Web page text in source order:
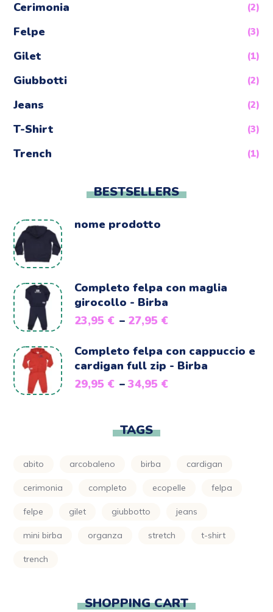
Cerimonia (2)
Felpe (3)
Gilet (1)
Giubbotti (2)
Jeans (2)
T-Shirt (3)
Trench (1)
BESTSELLERS
nome prodotto
Completo felpa con maglia
girocollo - Birba
23,95 € – 27,95 €
Completo felpa con cappuccio e
cardigan full zip - Birba
29,95 € –34,95 €
TAGS
abito arcobaleno birba cardigan
cerimonia completo ecopelle felpa
felpe gilet giubbotto jeans
mini birba organza stretch t-shirt
trench
SHOPPING CART